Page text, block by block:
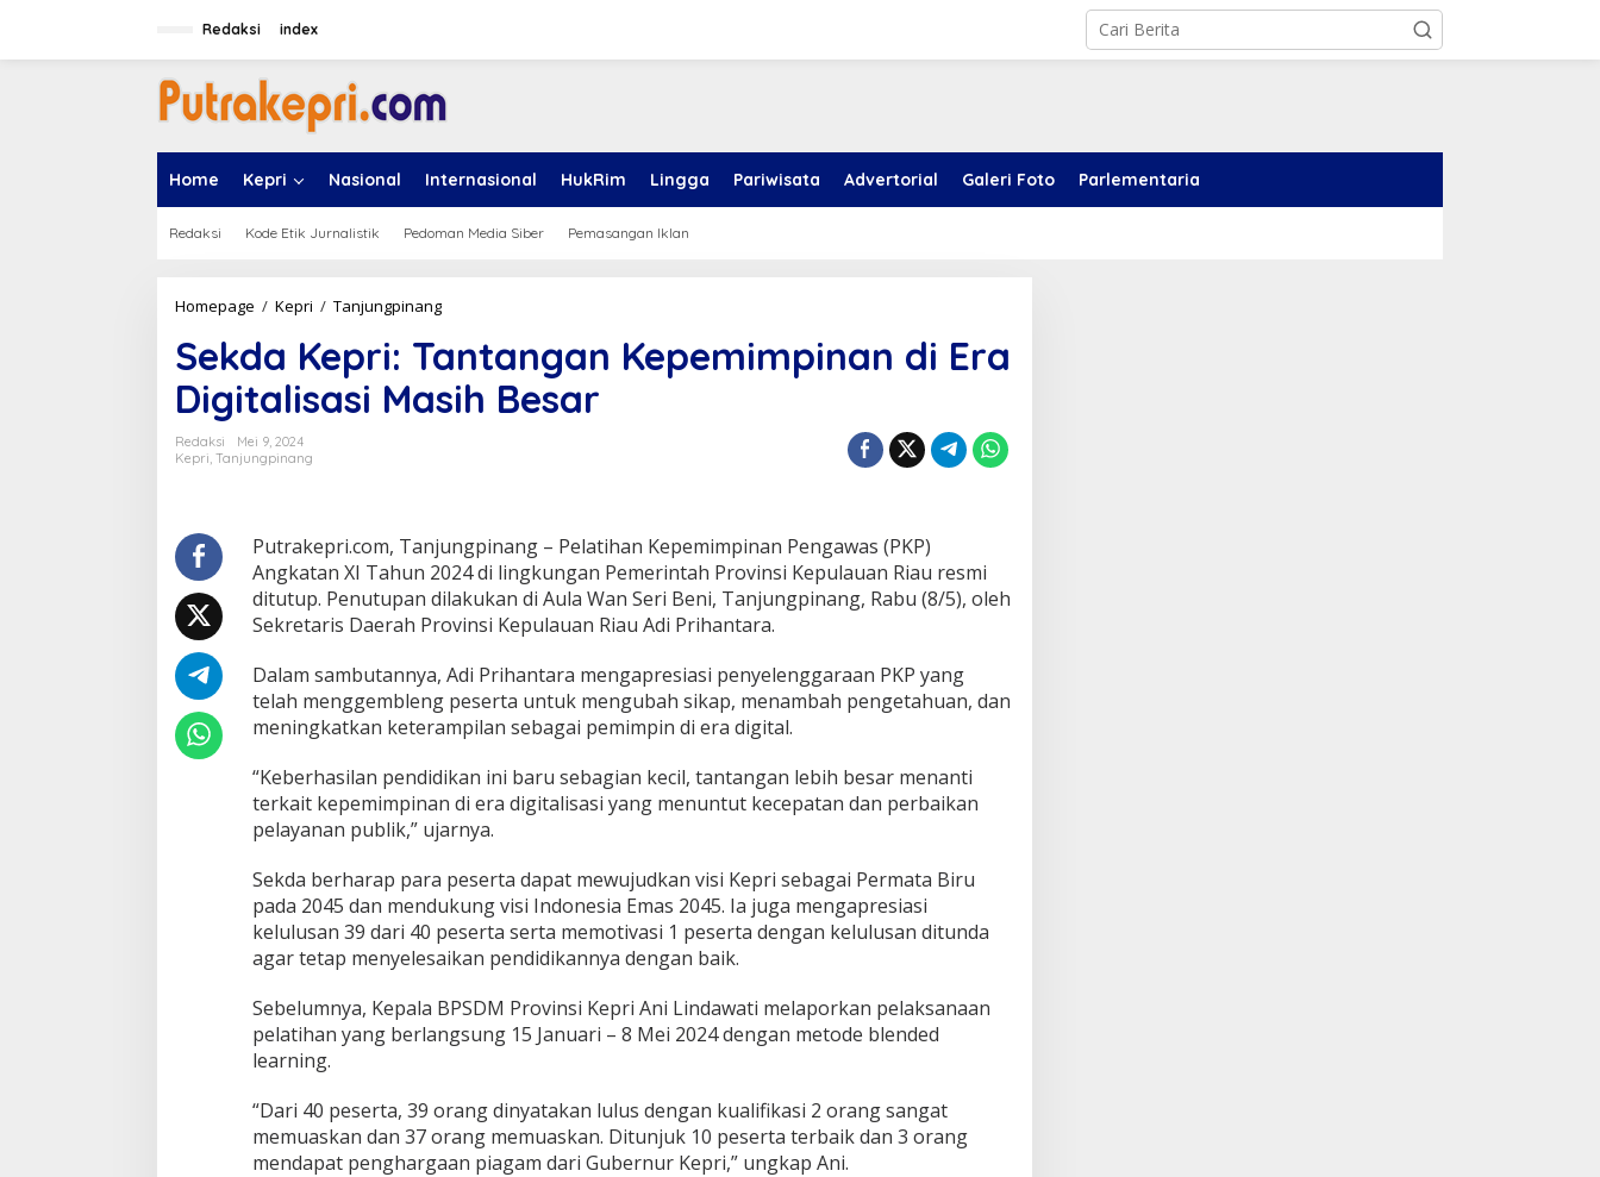
Redaksi index
Home Kepri Nasional Internasional HukRim Lingga Pariwisata Advertorial Galeri Foto Parlementaria
Redaksi Kode Etik Jurnalistik Pedoman Media Siber Pemasangan Iklan
Homepage / Kepri / Tanjungpinang
k
d
a
K
T
a
n
t
a
g
n
K
p
e
i
p
i
n
a
n
i
E
i
g
i
Sekda Kepri: Tantangan Kepemimpinan di Era
Digitalisasi Masih Besar
Redaksi
Mei 9, 2024
Kepri, Tanjungpinang
Putrakepri.com, Tanjungpinang – Pelatihan Kepemimpinan Pengawas (PKP)
Angkatan XI Tahun 2024 di lingkungan Pemerintah Provinsi Kepulauan Riau resmi
ditutup. Penutupan dilakukan di Aula Wan Seri Beni, Tanjungpinang, Rabu (8/5), oleh
Sekretaris Daerah Provinsi Kepulauan Riau Adi Prihantara.
Dalam sambutannya, Adi Prihantara mengapresiasi penyelenggaraan PKP yang
telah menggembleng peserta untuk mengubah sikap, menambah pengetahuan, dan
meningkatkan keterampilan sebagai pemimpin di era digital.
“Keberhasilan pendidikan ini baru sebagian kecil, tantangan lebih besar menanti
terkait kepemimpinan di era digitalisasi yang menuntut kecepatan dan perbaikan
pelayanan publik,” ujarnya.
Sekda berharap para peserta dapat mewujudkan visi Kepri sebagai Permata Biru
pada 2045 dan mendukung visi Indonesia Emas 2045. Ia juga mengapresiasi
kelulusan 39 dari 40 peserta serta memotivasi 1 peserta dengan kelulusan ditunda
agar tetap menyelesaikan pendidikannya dengan baik.
Sebelumnya, Kepala BPSDM Provinsi Kepri Ani Lindawati melaporkan pelaksanaan
pelatihan yang berlangsung 15 Januari – 8 Mei 2024 dengan metode blended
learning.
“Dari 40 peserta, 39 orang dinyatakan lulus dengan kualifikasi 2 orang sangat
memuaskan dan 37 orang memuaskan. Ditunjuk 10 peserta terbaik dan 3 orang
mendapat penghargaan piagam dari Gubernur Kepri,” ungkap Ani.